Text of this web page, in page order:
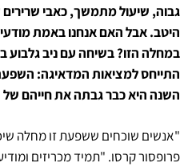
גבוה, שיעול מתמשך, כאבי שרירים
היטב. אבל האם אנחנו באמת
התייחס למציאות המדאיגה:
השנה היא כבר גבתה את חייהם של
"אנשים שוכחים ששפעת זו מחלה
פרופסור קרסו. "תמיד מכריזים